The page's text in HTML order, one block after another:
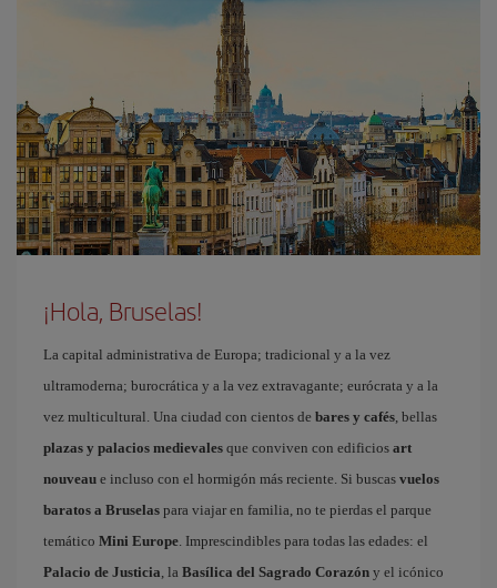
¡Hola, Bruselas!
La capital administrativa de Europa; tradicional y a la vez
ultramoderna; burocrática y a la vez extravagante; eurócrata y a la
vez multicultural. Una ciudad con cientos de bares y cafés, bellas
plazas y palacios medievales que conviven con edificios art
nouveau e incluso con el hormigón más reciente. Si buscas vuelos
baratos a Bruselas para viajar en familia, no te pierdas el parque
temático Mini Europe. Imprescindibles para todas las edades: el
Palacio de Justicia, la Basílica del Sagrado Corazón y el icónico